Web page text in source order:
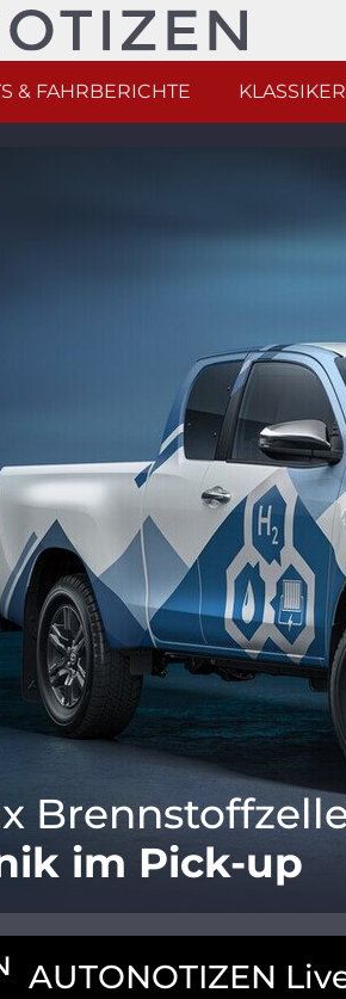
& FAHRBERICHTE KLASSIKER
im Pick-up
AUTONOTIZEN